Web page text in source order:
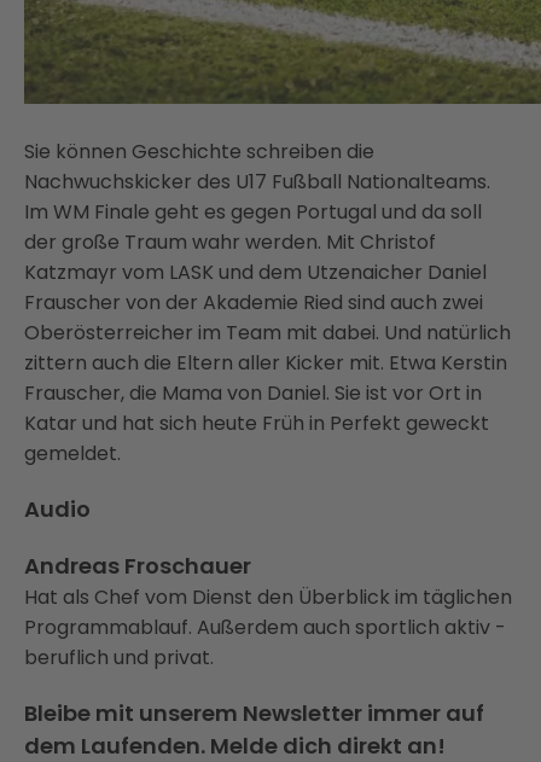
Sie können Geschichte schreiben die
Nachwuchskicker des U17 Fußball Nationalteams.
Im WM Finale geht es gegen Portugal und da soll
der große Traum wahr werden. Mit Christof
Katzmayr vom LASK und dem Utzenaicher Daniel
Frauscher von der Akademie Ried sind auch zwei
Oberösterreicher im Team mit dabei. Und natürlich
zittern auch die Eltern aller Kicker mit. Etwa Kerstin
Frauscher, die Mama von Daniel. Sie ist vor Ort in
Katar und hat sich heute Früh in Perfekt geweckt
gemeldet.
Audio
Andreas Froschauer
Hat als Chef vom Dienst den Überblick im täglichen
Programmablauf. Außerdem auch sportlich aktiv -
beruflich und privat.
Bleibe mit unserem Newsletter immer auf
dem Laufenden. Melde dich direkt an!